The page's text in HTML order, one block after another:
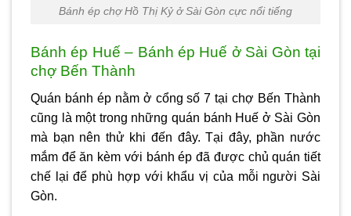
Bánh ép chợ Hồ Thị Kỷ ở Sài Gòn cực nổi tiếng
Bánh ép Huế – Bánh ép Huế ở Sài Gòn tại
chợ Bến Thành
Quán bánh ép nằm ở cổng số 7 tại chợ Bến Thành
cũng là một trong những quán bánh Huế ở Sài Gòn
mà bạn nên thử khi đến đây. Tại đây, phần nước
mắm để ăn kèm với bánh ép đã được chủ quán tiết
chế lại để phù hợp với khẩu vị của mỗi người Sài
Gòn.